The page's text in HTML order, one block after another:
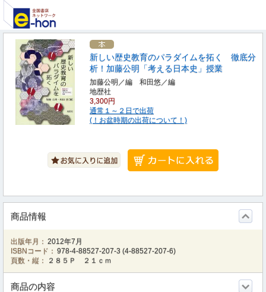
新しい歴史教育のパラダイムを拓く 徹底分
析！加藤公明「考える日本史」授業
加藤公明／編 和田悠／編
地歴社
3,300円
通常１～２日で出荷
(！お盆時期の出荷について！)
商品情報
出版年月： 2012年7月
ISBNコード： 978-4-88527-207-3 (4-88527-207-6)
頁数・縦：
２８５Ｐ ２１ｃｍ
商品の内容